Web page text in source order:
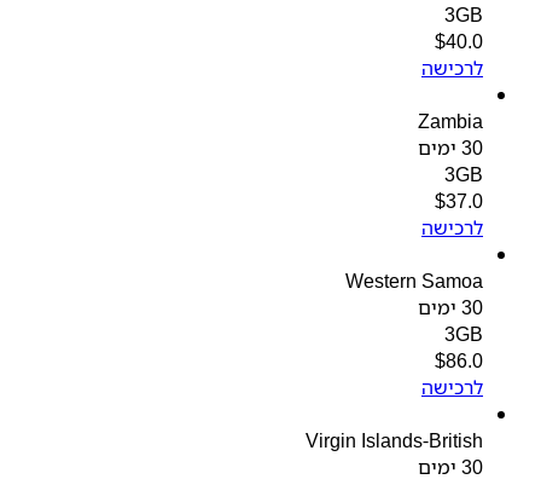
3GB
$40.0
לרכישה
Zambia
3GB
$37.0
לרכישה
Western Samoa
3GB
$86.0
לרכישה
Virgin Islands-British